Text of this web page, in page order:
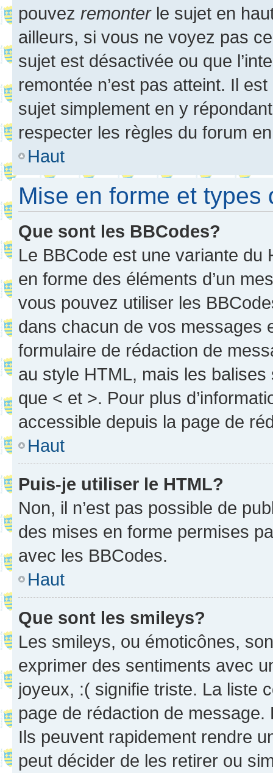
pouvez remonterle sujet en
ailleurs, si vous ne voyez pas
sujet est désactivée ou que
remontée n’est pas atteint. Il
sujet simplement en y
respecter les règles du forum
Haut
Mise en forme et types
Que sont les BBCodes?
Le BBCode est une variante du
en forme des éléments d’un
vous pouvez utiliser les
dans chacun de vos messages
formulaire de rédaction de
au style HTML, mais les
que < et >. Pour plus
accessible depuis la page de
Haut
Puis-je utiliser le HTML?
Non, il n’est pas possible de
des mises en forme permises
avec les BBCodes.
Haut
Que sont les smileys?
Les smileys, ou émoticônes,
exprimer des sentiments avec
joyeux, :( signifie triste. La liste
page de rédaction de
Ils peuvent rapidement rendre
peut décider de les retirer ou